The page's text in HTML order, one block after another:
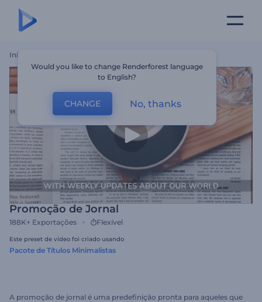
Início
Promoção de Jornal
188K+ Exportações Flexível
Este preset de vídeo foi criado usando
Pacote de Títulos Minimalistas
A promoção de jornal é uma predefinição pronta para aqueles que
Would you like to change Renderforest language
to English?
CHANGE No, thanks